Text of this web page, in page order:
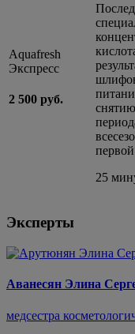
Aquafresh
Экспресс
2 500 руб.
25
Эксперты
Аванесян Элина
медсестра